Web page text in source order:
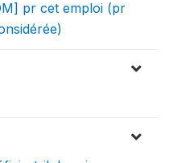
pr cet emploi (pr